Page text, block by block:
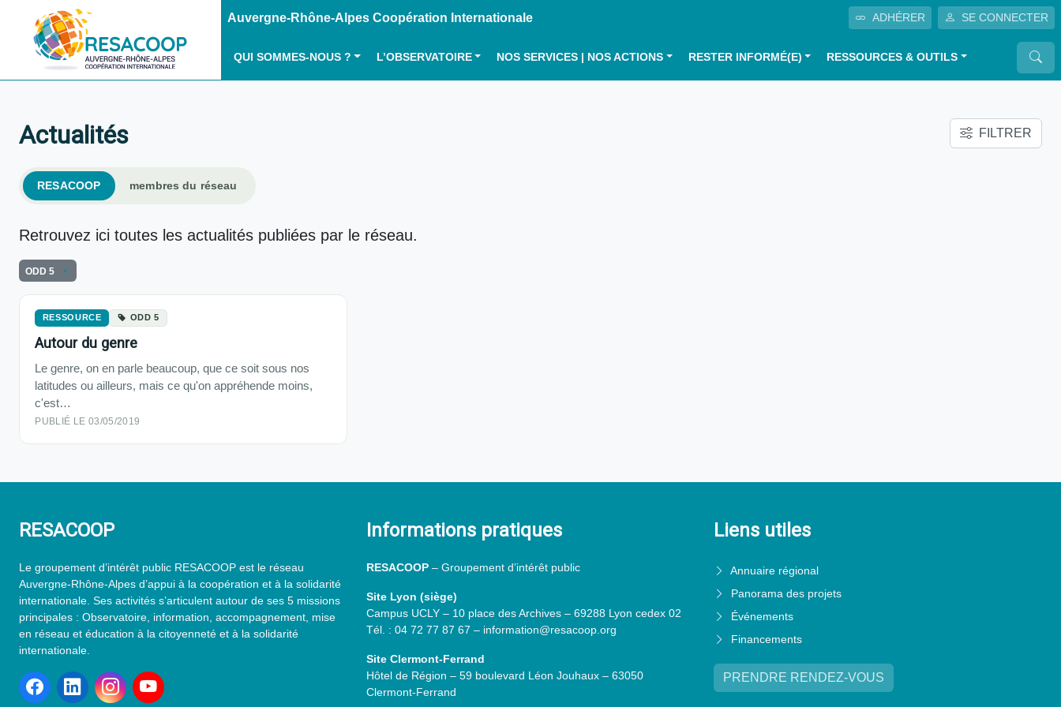
Auvergne-Rhône-Alpes Coopération Internationale ADHÉRER SE CONNECTER
QUI SOMMES-NOUS ? L’OBSERVATOIRE NOS SERVICES | NOS ACTIONS RESTER INFORMÉ(E) RESSOURCES & OUTILS
Actualités FILTRER
RESACOOP membres du réseau
Retrouvez ici toutes les actualités publiées par le réseau.
ODD 5
RESSOURCE ODD 5
Autour du genre
Le genre, on en parle beaucoup, que ce soit sous nos
latitudes ou ailleurs, mais ce qu'on appréhende moins,
c'est…
PUBLIÉ LE 03/05/2019
RESACOOP
Le groupement d’intérêt public RESACOOP est le réseau
Auvergne-Rhône-Alpes d’appui à la coopération et à la solidarité
internationale. Ses activités s’articulent autour de ses 5 missions
principales : Observatoire, information, accompagnement, mise
en réseau et éducation à la citoyenneté et à la solidarité
internationale.
Informations pratiques
RESACOOP – Groupement d’intérêt public
Site Lyon (siège)
Campus UCLY – 10 place des Archives – 69288 Lyon cedex 02
Tél. : 04 72 77 87 67 – information@resacoop.org
Site Clermont-Ferrand
Hôtel de Région – 59 boulevard Léon Jouhaux – 63050
Clermont-Ferrand
Liens utiles
Annuaire régional
Panorama des projets
Événements
Financements
PRENDRE RENDEZ-VOUS